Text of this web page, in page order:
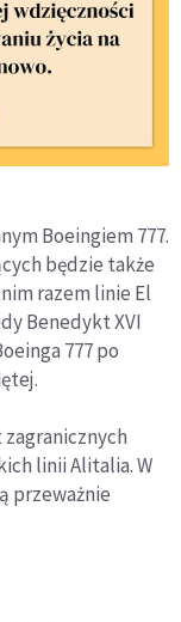
Boeingiem 777.
będzie także
razem linie El
Benedykt XVI
777 po
linii Alitalia. W
przeważnie